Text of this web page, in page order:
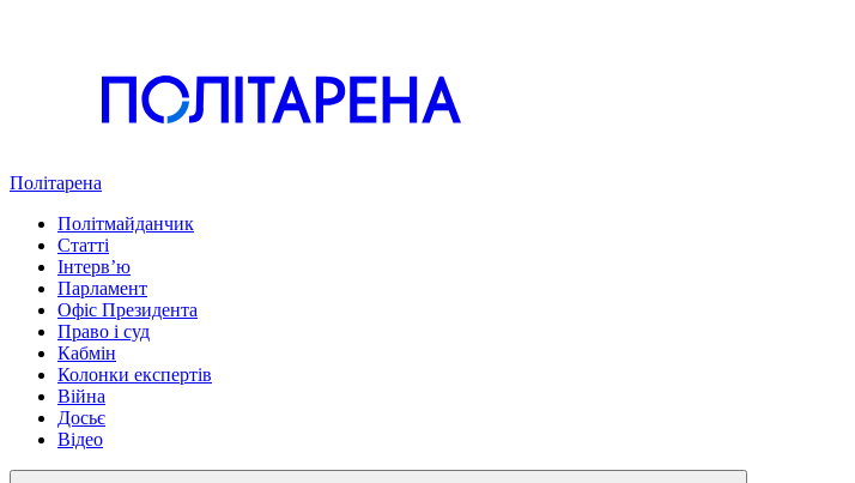
Політарена
Політмайданчик
Статті
Інтервʼю
Парламент
Офіс Президента
Право і суд
Кабмін
Колонки експертів
Війна
Досьє
Відео